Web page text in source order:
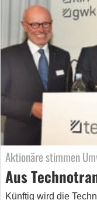
Aktionäre stimmen
Aus
Künftig wird die